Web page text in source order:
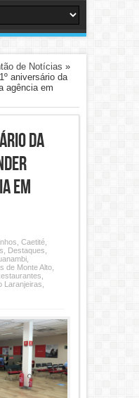
de Notícias »
aniversário da
agência em
da
em
Caetité,
Destaques
,
de Monte Alto,
Laranjeiras